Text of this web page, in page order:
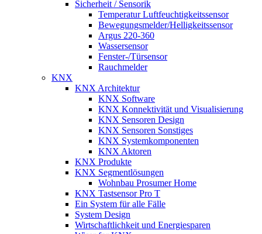
Sicherheit / Sensorik
Temperatur Luftfeuchtigkeitssensor
Bewegungsmelder/Helligkeitssensor
Argus 220-360
Wassersensor
Fenster-/Türsensor
Rauchmelder
KNX
KNX Architektur
KNX Software
KNX Konnektivität und Visualisierung
KNX Sensoren Design
KNX Sensoren Sonstiges
KNX Systemkomponenten
KNX Aktoren
KNX Produkte
KNX Segmentlösungen
Wohnbau Prosumer Home
KNX Tastsensor Pro T
Ein System für alle Fälle
System Design
Wirtschaftlichkeit und Energiesparen